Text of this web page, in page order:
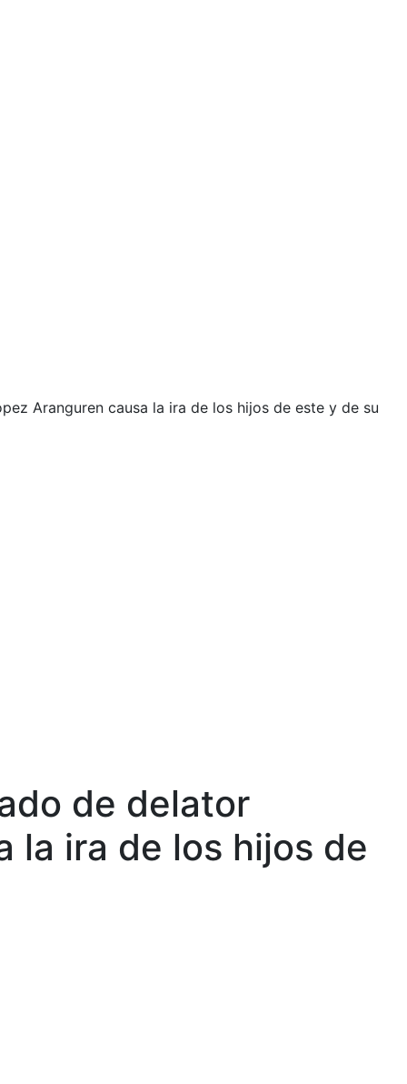
Aranguren causa la ira de los hijos de este y de su
de delator
la ira de los hijos de